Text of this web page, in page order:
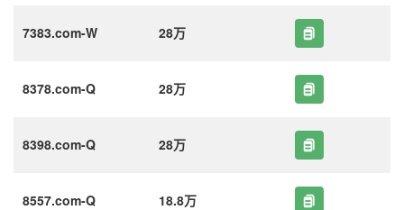
7383.com-W 28万
8378.com-Q 28万
8398.com-Q 28万
8557.com-Q 18.8万